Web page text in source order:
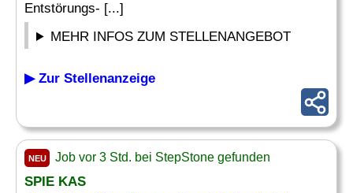
Entstörungs- [...]
MEHR INFOS ZUM STELLENANGEBOT
▶ Zur Stellenanzeige
NEU Job vor 3 Std. bei StepStone gefunden
SPIE KAS